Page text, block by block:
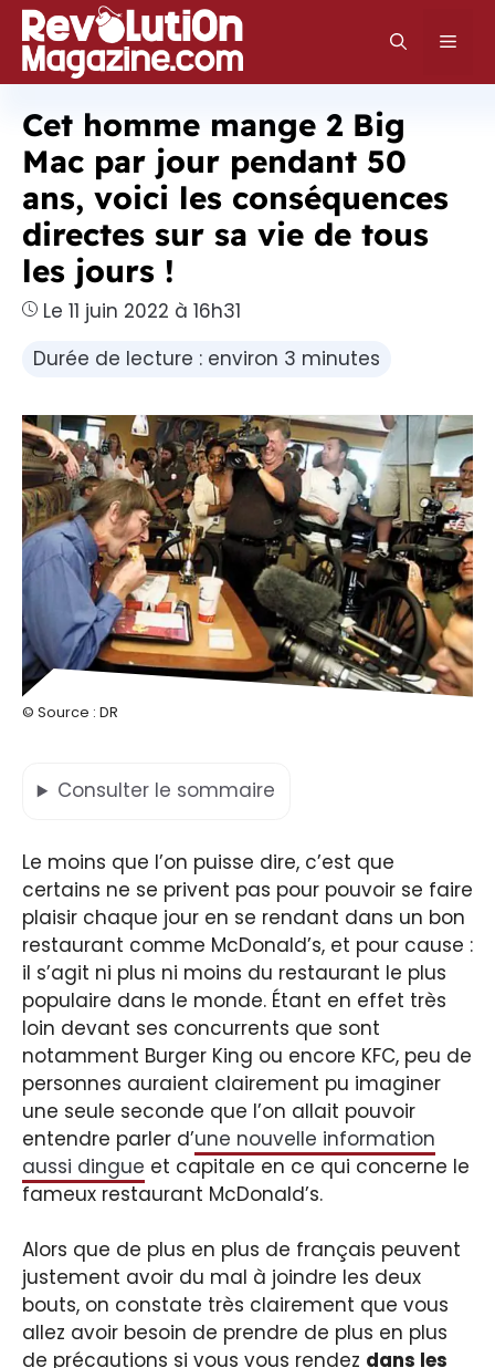
Aller
au
contenu
Cet homme mange 2 Big
Mac par jour pendant 50
ans, voici les conséquences
directes sur sa vie de tous
les jours !
Le 11 juin 2022 à 16h31
Durée de lecture : environ 3 minutes
© Source : DR
Consulter le sommaire
Le moins que l’on puisse dire, c’est que
certains ne se privent pas pour pouvoir se faire
plaisir chaque jour en se rendant dans un bon
restaurant comme McDonald’s, et pour cause :
il s’agit ni plus ni moins du restaurant le plus
populaire dans le monde. Étant en effet très
loin devant ses concurrents que sont
notamment Burger King ou encore KFC, peu de
personnes auraient clairement pu imaginer
une seule seconde que l’on allait pouvoir
entendre parler d’une nouvelle information
aussi dingue et capitale en ce qui concerne le
fameux restaurant McDonald’s.
Alors que de plus en plus de français peuvent
justement avoir du mal à joindre les deux
bouts, on constate très clairement que vous
allez avoir besoin de prendre de plus en plus
de précautions si vous vous rendez dans les